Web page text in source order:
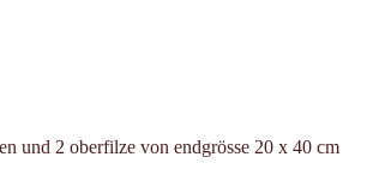
und 2 oberfilze von endgrösse 20 x 40 cm